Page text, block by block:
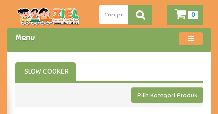
0
Menu
SLOW COOKER
Pilih Kategori Produk